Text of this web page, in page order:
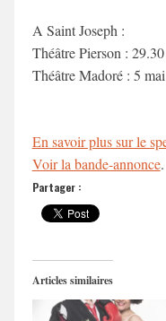
A Saint Joseph :
Théâtre Pierson :
Théâtre Madoré : 5
En savoir plus sur le
Voir la bande-annonce.
Partager :
Articles similaires